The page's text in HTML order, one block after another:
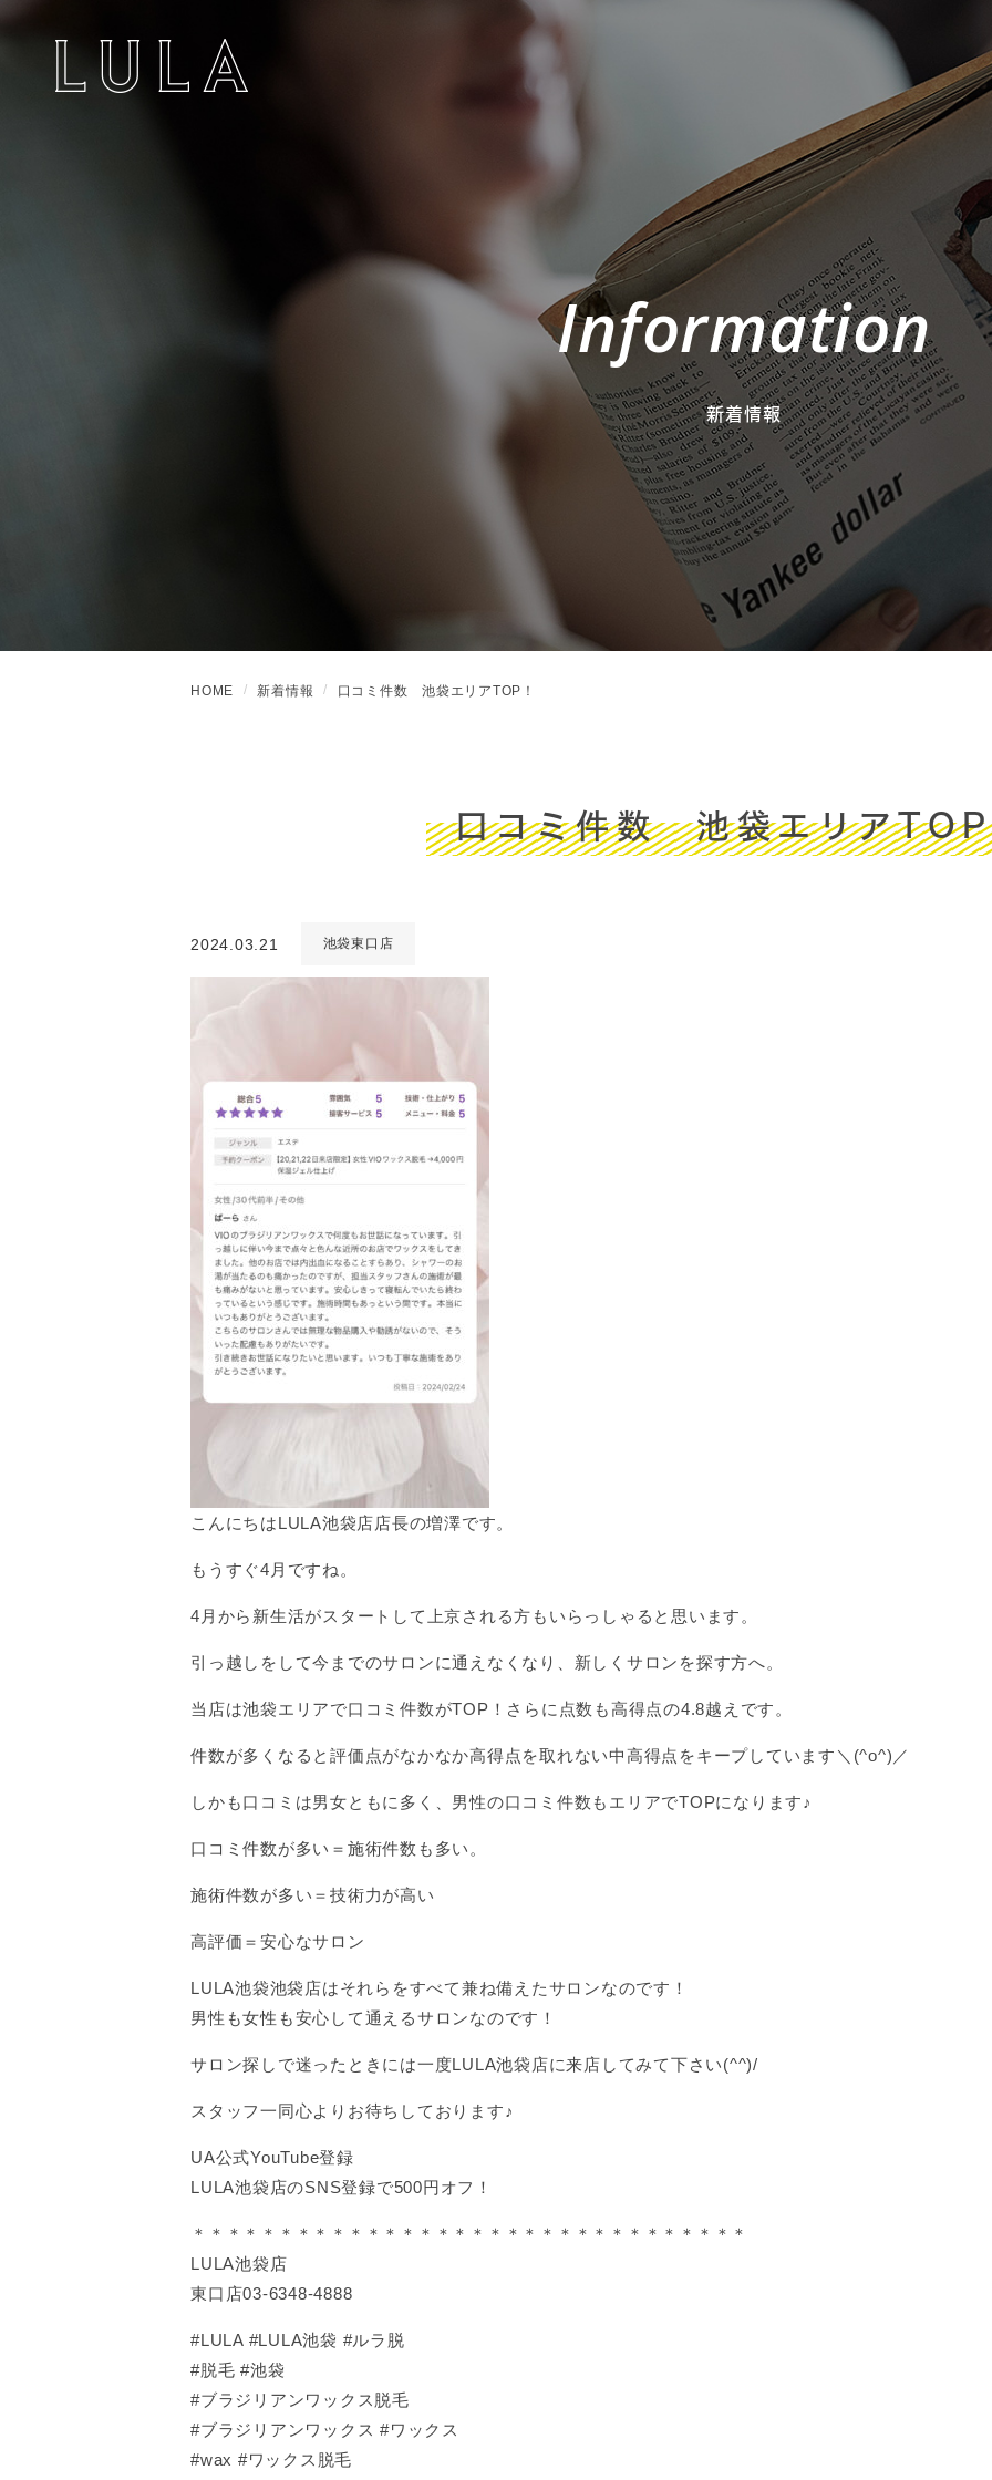
Information
新着情報
HOME 新着情報 口コミ件数 池袋エリアTOP！
口コミ件数 池袋エリア
2024.03.21 池袋東口店
こんにちはLULA池袋店店長の増澤です。
もうすぐ4月ですね。
4月から新生活がスタートして上京される方もいらっしゃると思います。
引っ越しをして今までのサロンに通えなくなり、新しくサロンを探す方へ。
当店は池袋エリアで口コミ件数がTOP！さらに点数も高得点の4.8越えです。
件数が多くなると評価点がなかなか高得点を取れない中高得点をキープしています＼(^o^)／
しかも口コミは男女ともに多く、男性の口コミ件数もエリアでTOPになります♪
口コミ件数が多い＝施術件数も多い。
施術件数が多い＝技術力が高い
高評価＝安心なサロン
LULA池袋池袋店はそれらをすべて兼ね備えたサロンなのです！
男性も女性も安心して通えるサロンなのです！
サロン探しで迷ったときには一度LULA池袋店に来店してみて下さい(^^)/
スタッフ一同心よりお待ちしております♪
UA公式YouTube登録
LULA池袋店のSNS登録で500円オフ！
＊＊＊＊＊＊＊＊＊＊＊＊＊＊＊＊＊＊＊＊＊＊＊＊＊＊＊＊＊＊＊＊
LULA池袋店
東口店03-6348-4888
#LULA #LULA池袋 #ルラ脱
#脱毛 #池袋
#ブラジリアンワックス脱毛
#ブラジリアンワックス #ワックス
#wax #ワックス脱毛